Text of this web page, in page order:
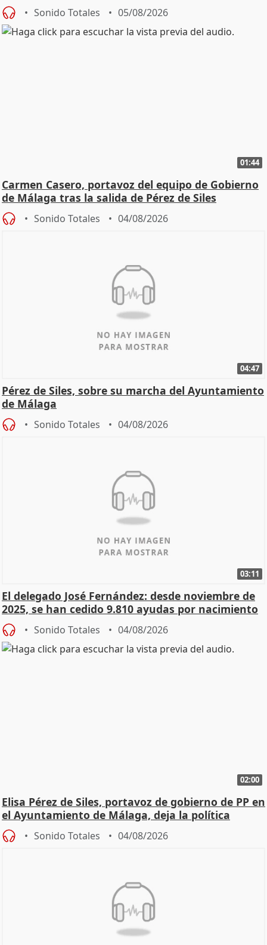
Sonido Totales 05/08/2026
01:44
Carmen Casero, portavoz del equipo de Gobierno
de Málaga tras la salida de Pérez de Siles
Sonido Totales 04/08/2026
04:47
Pérez de Siles, sobre su marcha del Ayuntamiento
de Málaga
Sonido Totales 04/08/2026
03:11
El delegado José Fernández: desde noviembre de
2025, se han cedido 9.810 ayudas por nacimiento
Sonido Totales 04/08/2026
02:00
Elisa Pérez de Siles, portavoz de gobierno de PP en
el Ayuntamiento de Málaga, deja la política
Sonido Totales 04/08/2026